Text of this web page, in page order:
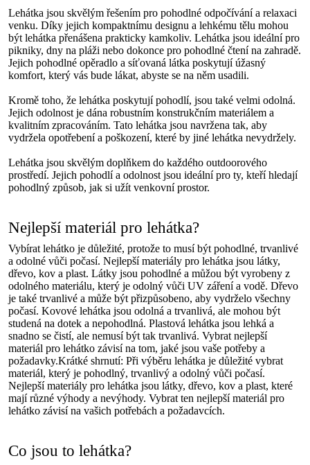
Lehátka jsou skvělým řešením pro pohodlné odpočívání a relaxaci
venku. Díky jejich kompaktnímu designu a lehkému tělu mohou
být lehátka přenášena prakticky kamkoliv. Lehátka jsou ideální pro
pikniky, dny na pláži nebo dokonce pro pohodlné čtení na zahradě.
Jejich pohodlné opěradlo a síťovaná látka poskytují úžasný
komfort, který vás bude lákat, abyste se na něm usadili.
Kromě toho, že lehátka poskytují pohodlí, jsou také velmi odolná.
Jejich odolnost je dána robustním konstrukčním materiálem a
kvalitním zpracováním. Tato lehátka jsou navržena tak, aby
vydržela opotřebení a poškození, které by jiné lehátka nevydržely.
Lehátka jsou skvělým doplňkem do každého outdoorového
prostředí. Jejich pohodlí a odolnost jsou ideální pro ty, kteří hledají
pohodlný způsob, jak si užít venkovní prostor.
Nejlepší materiál pro lehátka?
Vybírat lehátko je důležité, protože to musí být pohodlné, trvanlivé
a odolné vůči počasí. Nejlepší materiály pro lehátka jsou látky,
dřevo, kov a plast. Látky jsou pohodlné a můžou být vyrobeny z
odolného materiálu, který je odolný vůči UV záření a vodě. Dřevo
je také trvanlivé a může být přizpůsobeno, aby vydrželo všechny
počasí. Kovové lehátka jsou odolná a trvanlivá, ale mohou být
studená na dotek a nepohodlná. Plastová lehátka jsou lehká a
snadno se čistí, ale nemusí být tak trvanlivá. Vybrat nejlepší
materiál pro lehátko závisí na tom, jaké jsou vaše potřeby a
požadavky.Krátké shrnutí: Při výběru lehátka je důležité vybrat
materiál, který je pohodlný, trvanlivý a odolný vůči počasí.
Nejlepší materiály pro lehátka jsou látky, dřevo, kov a plast, které
mají různé výhody a nevýhody. Vybrat ten nejlepší materiál pro
lehátko závisí na vašich potřebách a požadavcích.
Co jsou to lehátka?